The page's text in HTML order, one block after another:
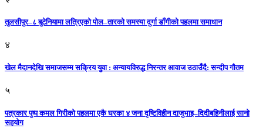
तुलसीपुर–८ बुटेनियामा लत्रिएको पोल–तारको समस्या दुर्गा डाँगीको पहलमा समाधान
४
खेल मैदानदेखि समाजसम्म सक्रिय युवा : अन्यायविरुद्ध निरन्तर आवाज उठाउँदै: सन्दीप गौतम
५
पत्रकार पुष्प कमल गिरीको पहलमा एकै घरका ४ जना दृष्टिविहीन दाजुभाइ–दिदीबहिनीलाई सानो
सहयोग